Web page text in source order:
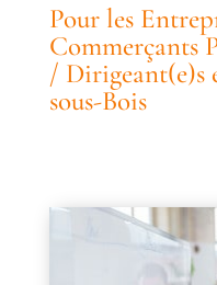
Pour les
Commerçants
/ Dirigeant(e)s
sous-Bois